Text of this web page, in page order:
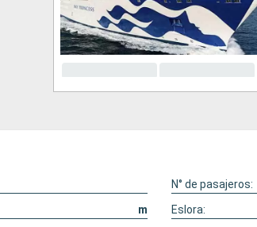
N° de pasajeros:
m Eslora: